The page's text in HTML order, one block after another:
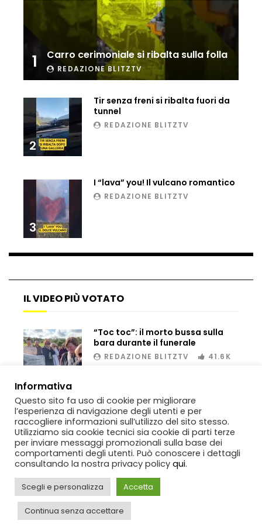
Ucraina, ecco come gli F16 intercettano
i droni russi
Tir bloccato sul passaggio a livello:
treno lo distrugge
Parco divertimenti, attrazione cede
all’improvviso
Auto fuori controllo in Guatemala,
tragedia a Petén
rompighiaccio a Mosca
Auto si schianta, il guidatore vola dal
Tradisce la moglie e lo legano con lo
scotch a un albero
Tentano di salvarla dalla seggiovia, ma
il piano fallisce
1 Carro cerimoniale si ribalta sulla folla
REDAZIONE BLITZTV
2
Tir senza freni si ribalta fuori da
tunnel
REDAZIONE BLITZTV
3
I “lava” you! Il vulcano romantico
REDAZIONE BLITZTV
IL VIDEO PIÙ VOTATO
00:02
“Toc toc”: il morto bussa sulla
bara durante il funerale
REDAZIONE BLITZTV 41.6K
CopyrightBlitzTV© 2019-2025SIGNOVia Rabolini, 13 Milano - P.IVA
IT11812250154. Tutti i diritti sono riservati.
Informativa
Questo sito fa uso di cookie per migliorare
l’esperienza di navigazione degli utenti e per
raccogliere informazioni sull’utilizzo del sito stesso.
Utilizziamo sia cookie tecnici sia cookie di parti terze
per inviare messaggi promozionali sulla base dei
comportamenti degli utenti. Può conoscere i dettagli
consultando la nostra privacy policy qui.
Scegli e personalizza Accetta
Continua senza accettare